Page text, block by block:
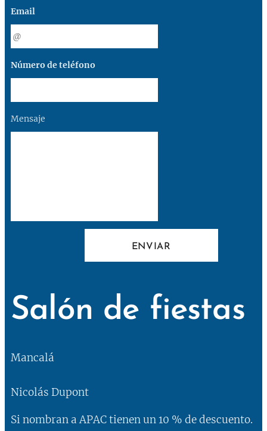
Email
Número de teléfono
Mensaje
ENVIAR
Salón de fiestas
Mancalá
Nicolás Dupont
Si nombran a APAC tienen un 10 % de descuento.